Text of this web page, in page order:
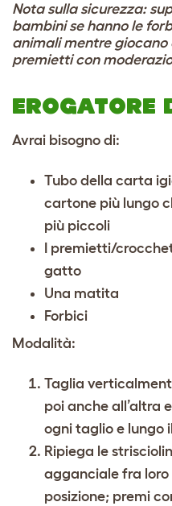
Nota sulla sicurezza:
bambini se hanno le
animali mentre
premietti con
EROGATORE
Avrai bisogno di:
Tubo della carta
cartone più lungo
più piccoli
I premietti/
gatto
Una matita
Forbici
Modalità:
Taglia
poi anche all’altra
ogni taglio e lungo
Ripiega le
agganciale fra loro
posizione; premi